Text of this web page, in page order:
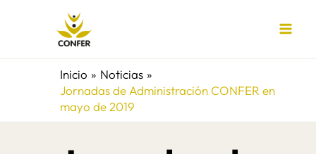
Inicio
Noticias
Jornadas de Administración CONFER en
mayo de 2019